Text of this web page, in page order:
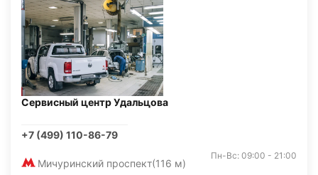
Сервисный центр Удальцова
+7 (499) 110-86-79
Мичуринский проспект(116 м)
Пн-Вс: 09:00 - 21:00